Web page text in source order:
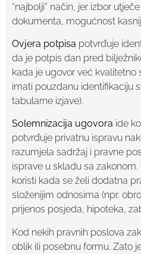
“najbolji” način, jer izbor
dokumenta, mogućnost
Ovjera potpisa potvrđuje
da je potpis dan pred
kada je ugovor već kvalitetno
imati pouzdanu identifikaciju
tabularne izjave).
Solemnizacija ugovora ide
potvrđuje privatnu ispravu
razumjela sadržaj i pravne
isprave u skladu sa
koristi kada se želi dodatna
složenijim odnosima (npr.
prijenos posjeda, hipoteka,
Kod nekih pravnih poslova
oblik ili posebnu formu. Zato